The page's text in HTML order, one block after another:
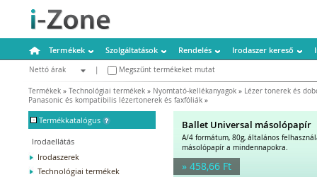
Termékek Szolgáltatások Rendelés Irodaszer kereső
Nettó árak
Megszűnt termékeket mutat
Termékek » Technológiai termékek » Nyomtató-kellékanyagok » Lézer tonerek és
Panasonic és kompatibilis lézertonerek és faxfóliák »
- Termékkatalógus
Irodaellátás
Irodaszerek
Technológiai termékek
Ballet Universal másolópapír
A/4 formátum, 80g, általános
másolópapír a mindennapokra.
» 458,66 Ft